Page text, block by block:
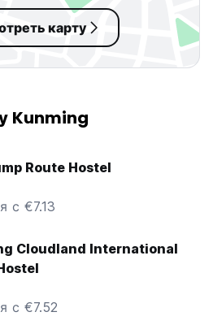
пересядьте на линию 5 и
Вест Роуд. Выход со станции
идите прямо, пройдите 200
Поверните направо,
хостела на метро или
юаней).
明长水机场) сядьте на линию
пересядьте на линию 3 Wu Yi
на линию 5 и сойдите на
Роуд. Выход со станции D (华山
прямо, пройдите 200 метров
направо, пройдите 50
— это Упланд.
昆明南部汽车站.
хостела на метро или
карту
Kunming
Route Hostel
с €7.13
Cloudland International
с €7.52